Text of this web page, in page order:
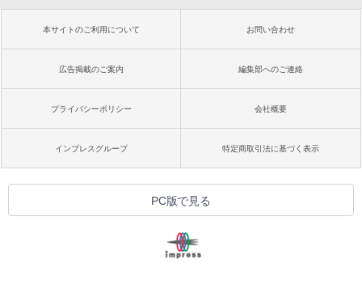
本サイトのご利用について お問い合わせ
広告掲載のご案内 編集部へのご連絡
プライバシーポリシー 会社概要
インプレスグループ 特定商取引法に基づく表示
PC版で見る